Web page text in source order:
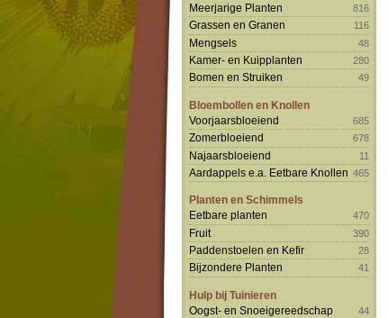
Meerjarige Planten 816
Grassen en Granen 116
Mengsels 48
Kamer- en Kuipplanten 280
Bomen en Struiken 49
Bloembollen en Knollen
Voorjaarsbloeiend
685
Zomerbloeiend 678
Najaarsbloeiend 11
Aardappels e.a. Eetbare Knollen 465
Planten en Schimmels
Eetbare planten
470
Fruit 390
Paddenstoelen en Kefir 28
Bijzondere Planten 41
Hulp bij Tuinieren
Oogst- en Snoeigereedschap
44